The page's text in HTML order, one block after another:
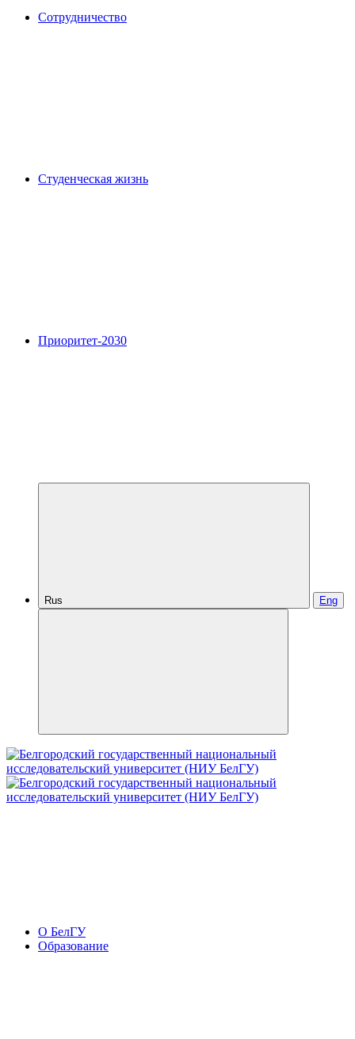
Сотрудничество
Студенческая жизнь
Приоритет-2030
Rus Eng
О БелГУ
Образование